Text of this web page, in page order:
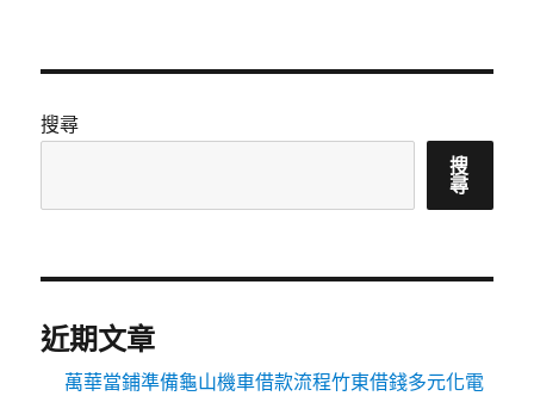
搜尋
搜
尋
近期文章
萬華當鋪準備龜山機車借款流程竹東借錢多元化電